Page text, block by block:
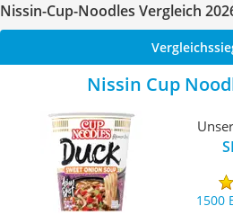
Nissin-Cup-Noodles Vergleich
Nissin Cup
1500